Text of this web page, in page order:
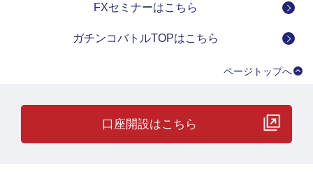
FXセミナーはこちら
ガチンコバトルTOPはこちら
ページトップへ
口座開設はこちら